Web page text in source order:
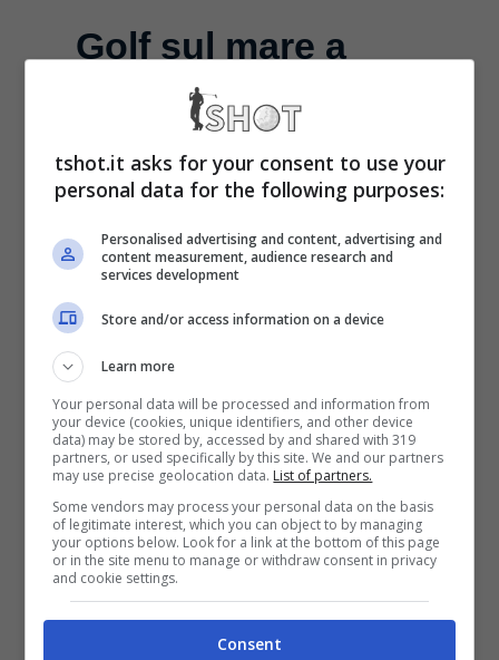
Golf sul mare a
Bogliasco!
Ottobre 19, 2006
si può giocare a Golf dal ponte
isolette piazzate nell’Arno (merito di
...
Leggi Tutto
RC Golf Incred-a-
Ball: putt
tshot.it asks for your consent to use your
personal data for the following purposes:
Personalised advertising and content, advertising and
content measurement, audience research and
services development
Store and/or access information on a device
Learn more
Your personal data will be processed and information from
your device (cookies, unique identifiers, and other device
data) may be stored by, accessed by and shared with 319
partners, or used specifically by this site. We and our partners
may use precise geolocation data. List of partners.
Some vendors may process your personal data on the basis
of legitimate interest, which you can object to by managing
your options below. Look for a link at the bottom of this page
or in the site menu to manage or withdraw consent in privacy
and cookie settings.
Consent